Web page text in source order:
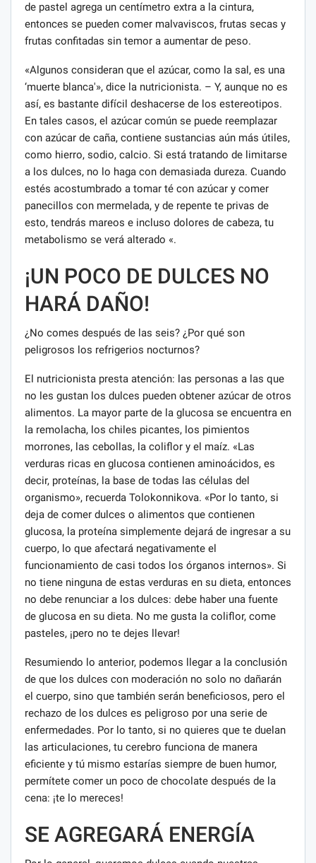
de pastel agrega un centímetro extra a la cintura,
entonces se pueden comer malvaviscos, frutas secas y
frutas confitadas sin temor a aumentar de peso.
«Algunos consideran que el azúcar, como la sal, es una
‘muerte blanca'», dice la nutricionista. – Y, aunque no es
así, es bastante difícil deshacerse de los estereotipos.
En tales casos, el azúcar común se puede reemplazar
con azúcar de caña, contiene sustancias aún más útiles,
como hierro, sodio, calcio. Si está tratando de limitarse
a los dulces, no lo haga con demasiada dureza. Cuando
estés acostumbrado a tomar té con azúcar y comer
panecillos con mermelada, y de repente te privas de
esto, tendrás mareos e incluso dolores de cabeza, tu
metabolismo se verá alterado «.
¡UN POCO DE DULCES NO
HARÁ DAÑO!
¿No comes después de las seis? ¿Por qué son
peligrosos los refrigerios nocturnos?
El nutricionista presta atención: las personas a las que
no les gustan los dulces pueden obtener azúcar de otros
alimentos. La mayor parte de la glucosa se encuentra en
la remolacha, los chiles picantes, los pimientos
morrones, las cebollas, la coliflor y el maíz. «Las
verduras ricas en glucosa contienen aminoácidos, es
decir, proteínas, la base de todas las células del
organismo», recuerda Tolokonnikova. «Por lo tanto, si
deja de comer dulces o alimentos que contienen
glucosa, la proteína simplemente dejará de ingresar a su
cuerpo, lo que afectará negativamente el
funcionamiento de casi todos los órganos internos». Si
no tiene ninguna de estas verduras en su dieta, entonces
no debe renunciar a los dulces: debe haber una fuente
de glucosa en su dieta. No me gusta la coliflor, come
pasteles, ¡pero no te dejes llevar!
Resumiendo lo anterior, podemos llegar a la conclusión
de que los dulces con moderación no solo no dañarán
el cuerpo, sino que también serán beneficiosos, pero el
rechazo de los dulces es peligroso por una serie de
enfermedades. Por lo tanto, si no quieres que te duelan
las articulaciones, tu cerebro funciona de manera
eficiente y tú mismo estarías siempre de buen humor,
permítete comer un poco de chocolate después de la
cena: ¡te lo mereces!
SE AGREGARÁ ENERGÍA